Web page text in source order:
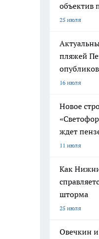
объектив
25 июля
пляжей
16 июля
Новое
ждет
11 июля
Как
шторма
25 июля
Овечкин и